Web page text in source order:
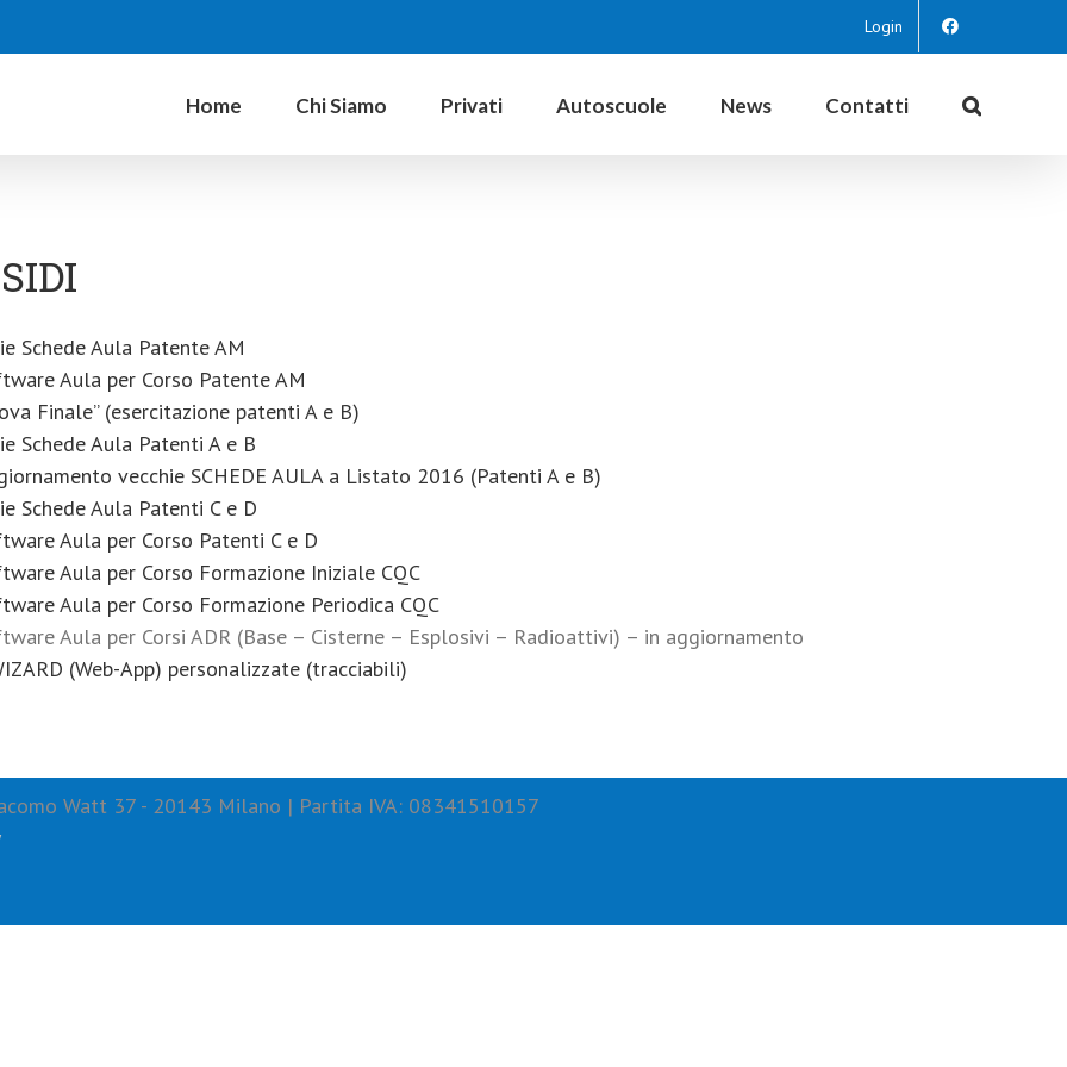
Login
Home Chi Siamo Privati Autoscuole News Contatti
Schede Aula Patente AM
Aula per Corso Patente AM
Finale” (esercitazione patenti A e B)
Schede Aula Patenti A e B
vecchie SCHEDE AULA a Listato 2016 (Patenti A e B)
Schede Aula Patenti C e D
Aula per Corso Patenti C e D
Aula per Corso Formazione Iniziale CQC
Aula per Corso Formazione Periodica CQC
Aula per Corsi ADR (Base – Cisterne – Esplosivi – Radioattivi) – in aggiornamento
(Web-App) personalizzate (tracciabili)
Watt 37 - 20143 Milano | Partita IVA: 08341510157